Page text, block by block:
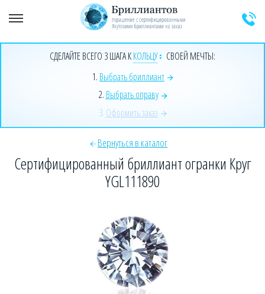
+7 (925) 589-64-91 Заказать звонок эксперта
СДЕЛАЙТЕ ВСЕГО 3 ШАГА ККОЛЬЦУ
СВОЕЙ МЕЧТЫ:
1. Выбрать бриллиант
2. Выбрать оправу
3. Оформить заказ
Вернуться в каталог
Сертифицированный бриллиант огранки Круг
YGL111890